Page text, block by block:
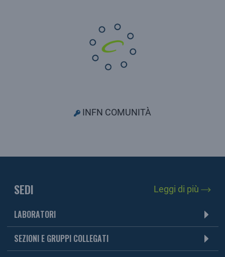
INFN COMUNITÀ
SEDI Leggi di più
LABORATORI
SEZIONI E GRUPPI COLLEGATI